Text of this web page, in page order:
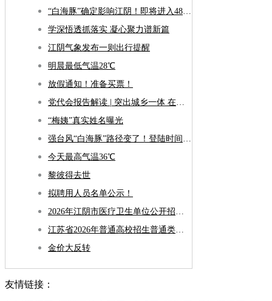
“白海豚”确定影响江阴！即将进入48小时警戒线！
学深悟透抓落实 凝心聚力谱新篇
江阴气象发布一则出行提醒
明晨最低气温28℃
放假通知！准备买票！
党代会报告解读 | 突出城乡一体 在构建融合发展新格局上全面发力
“梅姨”真实姓名曝光
强台风“白海豚”路径变了！登陆时间更新！
今天最高气温36℃
黎彼得去世
拟聘用人员名单公示！
2026年江阴市医疗卫生单位公开招聘合同制工作人员笔试公告
江苏省2026年普通高校招生普通类专科批次征求志愿投档线
金价大反转
友情链接：